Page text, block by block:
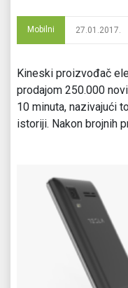
Mobilni 27.01.2017.
Kineski proizvođač
prodajom 250.000
10 minuta, nazivajući
istoriji. Nakon brojnih